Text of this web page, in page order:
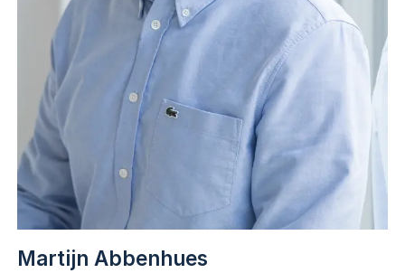
Martijn Abbenhues